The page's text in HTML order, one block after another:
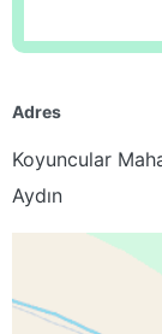
Adres
Koyuncular
Aydın